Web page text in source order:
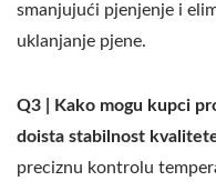
smanjujući pjenjenje i
uklanjanje pjene.
Q3 | Kako mogu kupci
doista stabilnost
preciznu kontrolu